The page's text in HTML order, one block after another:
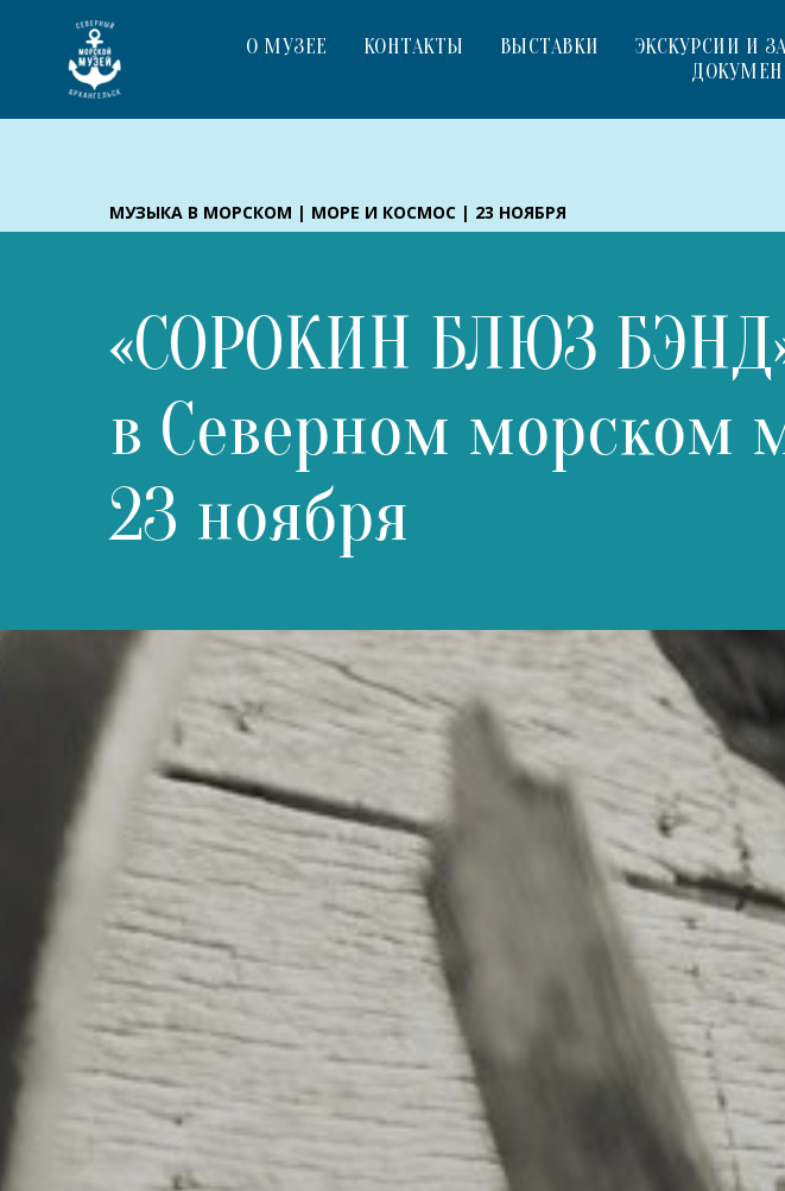
О МУЗЕЕ КОНТАКТЫ ВЫСТАВКИ ЭКСКУРСИИ И
МУЗЫКА В МОРСКОМ | МОРЕ И КОСМОС | 23 НОЯБРЯ
«СОРОКИН БЛЮЗ
в Северном морском
23 ноября